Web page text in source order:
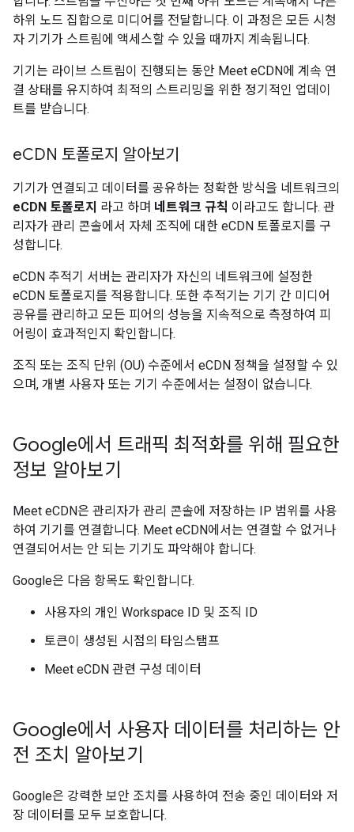
하위 노드 집합으로 미디어를 전달합니다. 이 과정은 모든 시청
자 기기가 스트림에 액세스할 수 있을 때까지 계속됩니다.
기기는 라이브 스트림이 진행되는 동안 Meet eCDN에 계속 연
결 상태를 유지하여 최적의 스트리밍을 위한 정기적인 업데이
트를 받습니다.
eCDN 토폴로지 알아보기
기기가 연결되고 데이터를 공유하는 정확한 방식을 네트워크의
eCDN 토폴로지 라고 하며 네트워크 규칙 이라고도 합니다. 관
리자가 관리 콘솔에서 자체 조직에 대한 eCDN 토폴로지를 구
성합니다.
eCDN 추적기 서버는 관리자가 자신의 네트워크에 설정한
eCDN 토폴로지를 적용합니다. 또한 추적기는 기기 간 미디어
공유를 관리하고 모든 피어의 성능을 지속적으로 측정하여 피
어링이 효과적인지 확인합니다.
조직 또는 조직 단위 (OU) 수준에서 eCDN 정책을 설정할 수 있
으며, 개별 사용자 또는 기기 수준에서는 설정이 없습니다.
Google에서 트래픽 최적화를 위해 필요한
정보 알아보기
Meet eCDN은 관리자가 관리 콘솔에 저장하는 IP 범위를 사용
하여 기기를 연결합니다. Meet eCDN에서는 연결할 수 없거나
연결되어서는 안 되는 기기도 파악해야 합니다.
Google은 다음 항목도 확인합니다.
사용자의 개인 Workspace ID 및 조직 ID
토큰이 생성된 시점의 타임스탬프
Meet eCDN 관련 구성 데이터
Google에서 사용자 데이터를 처리하는 안
전 조치 알아보기
Google은 강력한 보안 조치를 사용하여 전송 중인 데이터와 저
장 데이터를 모두 보호합니다.